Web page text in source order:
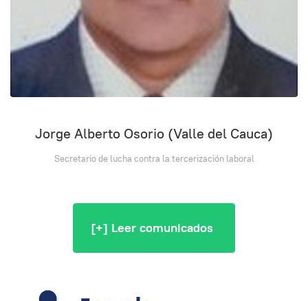
Jorge Alberto Osorio (Valle del Cauca)
Secretario de lucha contra la tercerización laboral
[+] Leer comunicados